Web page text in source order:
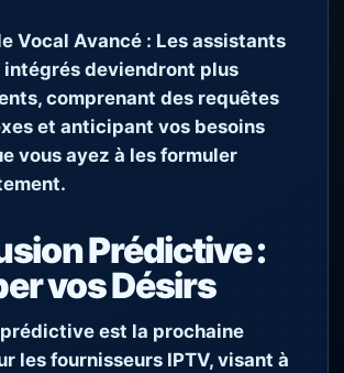
Vocal Avancé : Les assistants
intégrés deviendront plus
comprenant des requêtes
et anticipant vos besoins
vous ayez à les formuler
Prédictive :
vos Désirs
est la prochaine
les fournisseurs IPTV, visant à